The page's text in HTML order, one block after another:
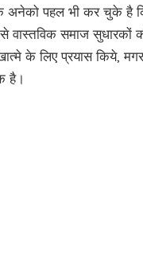
अनेको पहल भी कर चुके
समाज सुधारकों
के लिए प्रयास किये,
है।